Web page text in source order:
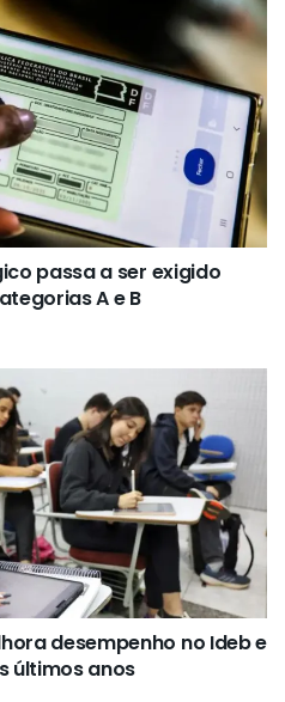
passa a ser exigido
A e B
desempenho no Ideb e
últimos anos